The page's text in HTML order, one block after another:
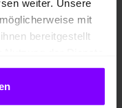
weiter. Unsere
mit
bereitgestellt